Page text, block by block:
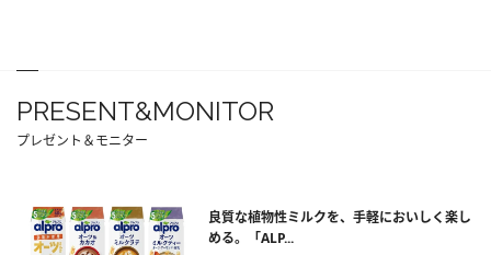
PRESENT&MONITOR
プレゼント＆モニター
良質な植物性ミルクを、手軽においしく楽し
める。「ALP...